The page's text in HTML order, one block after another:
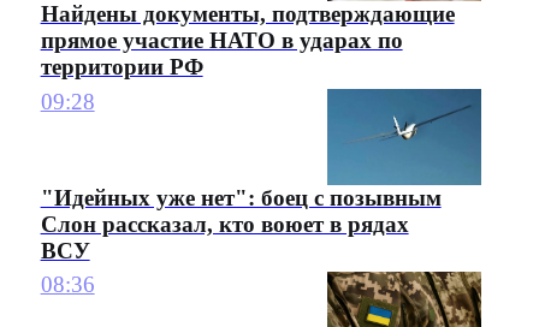
Найдены документы, подтверждающие
прямое участие НАТО в ударах по
территории РФ
09:28
"Идейных уже нет": боец с позывным
Слон рассказал, кто воюет в рядах
ВСУ
08:36